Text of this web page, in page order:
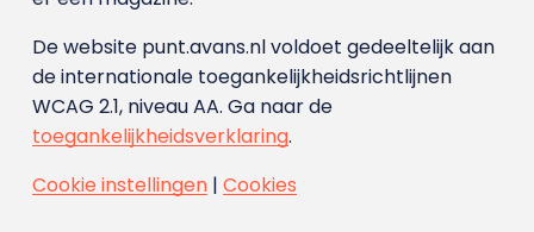
De website punt.avans.nl voldoet gedeeltelijk aan
de internationale toegankelijkheidsrichtlijnen
WCAG 2.1, niveau AA. Ga naar de
toegankelijkheidsverklaring.
Cookie instellingen| Cookies